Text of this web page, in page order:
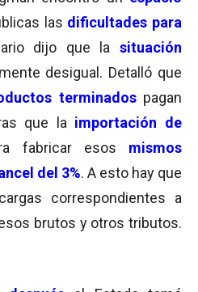
las dificultades para
dijo que lasituación
desigual. Detalló que
terminadospagan
que la importación de
fabricar esos mismos
del 3%. A esto hay que
correspondientes a
brutos y otros tributos.